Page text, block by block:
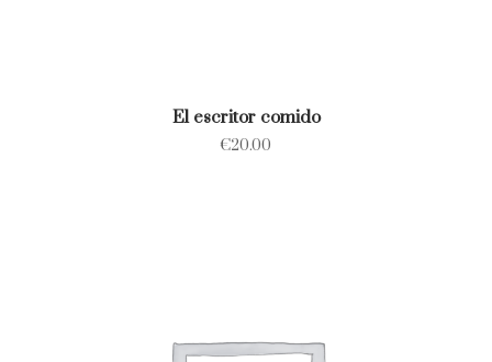
El escritor comido
€20.00